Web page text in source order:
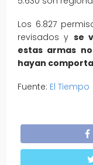
Los 6.827
revisados y se
estas armas
hayan
Fuente: El Tiempo